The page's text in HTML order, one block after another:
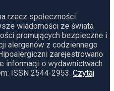
rzecz społeczności
wiadomości ze świata
promujących bezpieczne i
alergenów z codziennego
zarejestrowano
informacji o wydawnictwach
ISSN 2544-2953. Czytaj